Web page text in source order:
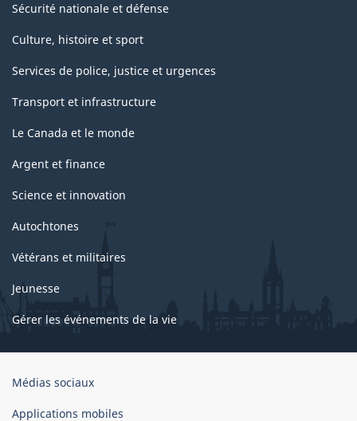
Sécurité nationale et défense
Culture, histoire et sport
Services de police, justice et urgences
Transport et infrastructure
Le Canada et le monde
Argent et finance
Science et innovation
Autochtones
Vétérans et militaires
Jeunesse
Gérer les événements de la vie
Organisation
gouvernement
Médias sociaux
Applications mobiles